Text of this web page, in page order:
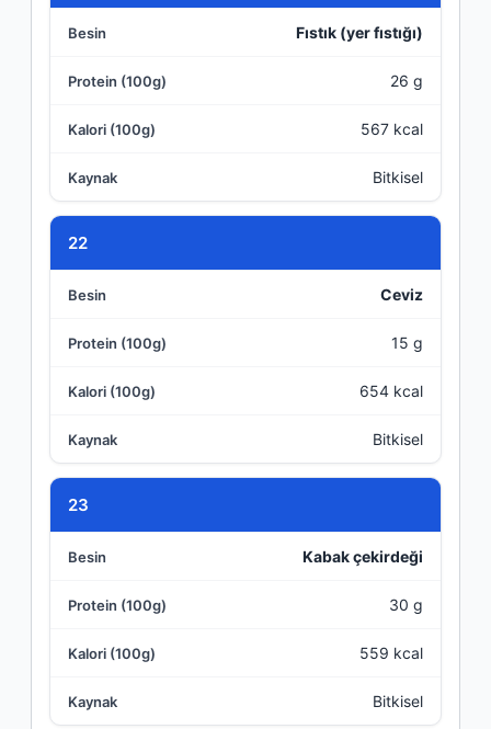
Fıstık (yer fıstığı)
26 g
567 kcal
Bitkisel
22
Ceviz
15 g
654 kcal
Bitkisel
23
Kabak çekirdeği
30 g
559 kcal
Bitkisel